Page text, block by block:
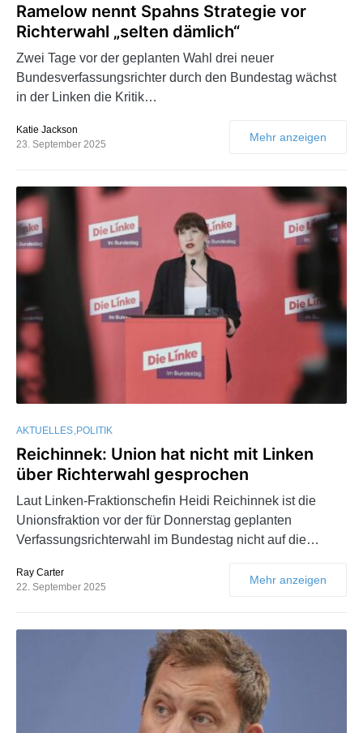
Ramelow nennt Spahns Strategie vor
Richterwahl „selten dämlich“
Zwei Tage vor der geplanten Wahl drei neuer
Bundesverfassungsrichter durch den Bundestag wächst
in der Linken die Kritik…
Katie Jackson
23. September 2025
Mehr anzeigen
AKTUELLES POLITIK
Reichinnek: Union hat nicht mit Linken
über Richterwahl gesprochen
Laut Linken-Fraktionschefin Heidi Reichinnek ist die
Unionsfraktion vor der für Donnerstag geplanten
Verfassungsrichterwahl im Bundestag nicht auf die…
Ray Carter
22. September 2025
Mehr anzeigen